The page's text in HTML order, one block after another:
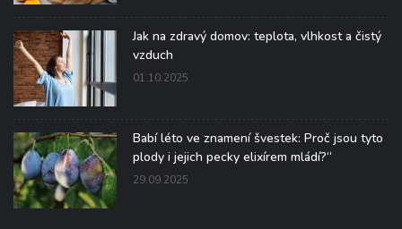
Jak na zdravý domov: teplota, vlhkost a čistý
vzduch
01.10.2025
Babí léto ve znamení švestek: Proč jsou tyto
plody i jejich pecky elixírem mládí?“
29.09.2025